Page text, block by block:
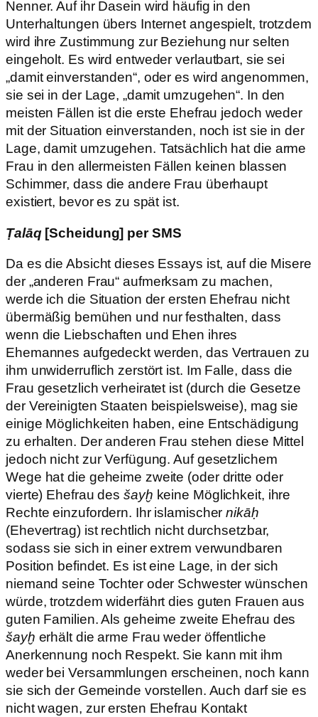
Nenner. Auf ihr Dasein wird häufig in den
Unterhaltungen übers Internet angespielt, trotzdem
wird ihre Zustimmung zur Beziehung nur selten
eingeholt. Es wird entweder verlautbart, sie sei
„damit einverstanden“, oder es wird angenommen,
sie sei in der Lage, „damit umzugehen“. In den
meisten Fällen ist die erste Ehefrau jedoch weder
mit der Situation einverstanden, noch ist sie in der
Lage, damit umzugehen. Tatsächlich hat die arme
Frau in den allermeisten Fällen keinen blassen
Schimmer, dass die andere Frau überhaupt
existiert, bevor es zu spät ist.
Ṭalāq[Scheidung] per SMS
Da es die Absicht dieses Essays ist, auf die Misere
der „anderen Frau“ aufmerksam zu machen,
werde ich die Situation der ersten Ehefrau nicht
übermäßig bemühen und nur festhalten, dass
wenn die Liebschaften und Ehen ihres
Ehemannes aufgedeckt werden, das Vertrauen zu
ihm unwiderruflich zerstört ist. Im Falle, dass die
Frau gesetzlich verheiratet ist (durch die Gesetze
der Vereinigten Staaten beispielsweise), mag sie
einige Möglichkeiten haben, eine Entschädigung
zu erhalten. Der anderen Frau stehen diese Mittel
jedoch nicht zur Verfügung. Auf gesetzlichem
Wege hat die geheime zweite (oder dritte oder
vierte) Ehefrau des šayḫ keine Möglichkeit, ihre
Rechte einzufordern. Ihr islamischernikāḥ
(Ehevertrag) ist rechtlich nicht durchsetzbar,
sodass sie sich in einer extrem verwundbaren
Position befindet. Es ist eine Lage, in der sich
niemand seine Tochter oder Schwester wünschen
würde, trotzdem widerfährt dies guten Frauen aus
guten Familien. Als geheime zweite Ehefrau des
šayḫ erhält die arme Frau weder öffentliche
Anerkennung noch Respekt. Sie kann mit ihm
weder bei Versammlungen erscheinen, noch kann
sie sich der Gemeinde vorstellen. Auch darf sie es
nicht wagen, zur ersten Ehefrau Kontakt